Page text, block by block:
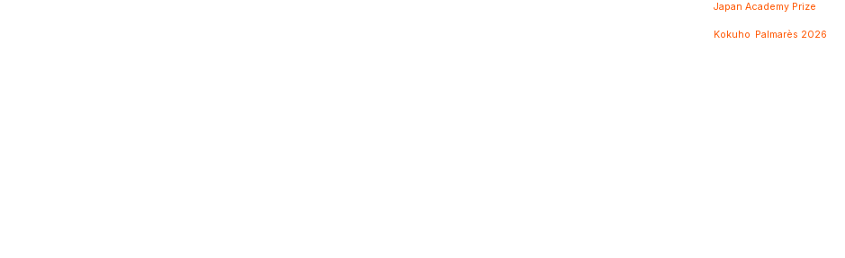
Japan Academy Prize
Kokuho Palmarès 2026